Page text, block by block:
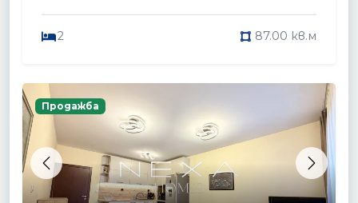
2 87.00 кв.м
Previous Next
Продажба